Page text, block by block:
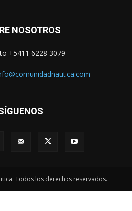
NOSOTROS
+5411 6228 3079
Todos los derechos reservados.